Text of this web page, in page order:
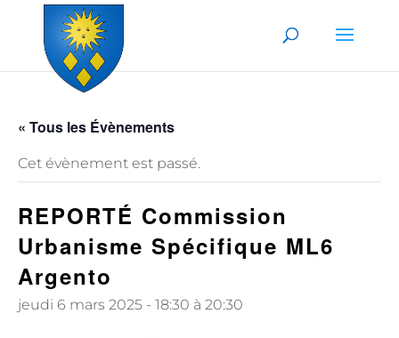
Skip to content
« Tous les Évènements
Cet évènement est passé.
REPORTÉ Commission
Urbanisme Spécifique ML6
Argento
jeudi 6 mars 2025 - 18:30 à 20:30